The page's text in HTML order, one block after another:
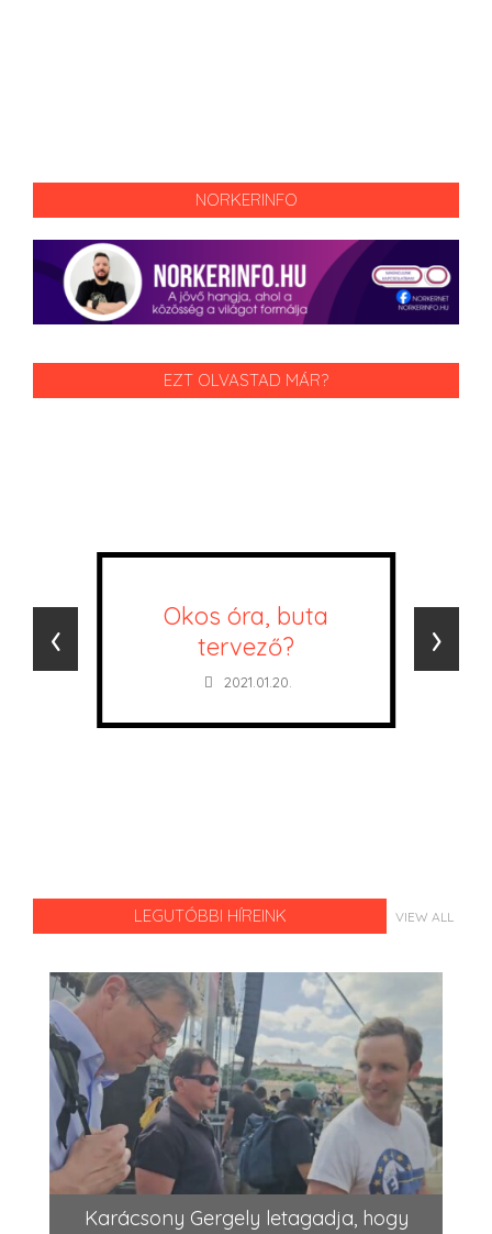
NORKERINFO
EZT OLVASTAD MÁR?
Okos óra, buta
tervező?
2021.01.20.
‹ ›
LEGUTÓBBI HÍREINK VIEW ALL
Karácsony Gergely letagadja, hogy